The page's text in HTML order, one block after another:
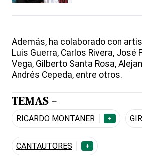
Además, ha colaborado con
Luis Guerra, Carlos Rivera, José
Vega, Gilberto Santa Rosa,
Andrés Cepeda, entre otros.
TEMAS -
RICARDO MONTANER +
CANTAUTORES +